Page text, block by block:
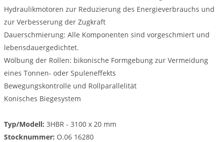
Hydraulikmotoren zur Reduzierung des Energieverbrauchs und
zur Verbesserung der Zugkraft
Dauerschmierung: Alle Komponenten sind vorgeschmiert und
lebensdauergedichtet.
Wölbung der Rollen: bikonische Formgebung zur Vermeidung
eines Tonnen- oder Spuleneffekts
Bewegungskontrolle und Rollparallelität
Konisches Biegesystem
Typ/Modell: 3HBR - 3100 x 20 mm
Stocknummer: O.06 16280